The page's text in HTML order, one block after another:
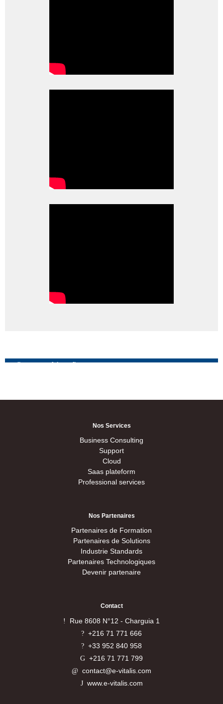
Ils nous ont fait confiance
Nos Services
Business Consulting
Support
Cloud
Saas plateform
Professional services
Nos Partenaires
Partenaires de Formation
Partenaires de Solutions
Industrie Standards
Partenaires Technologiques
Devenir partenaire
Contact
Rue 8608 N°12 - Charguia 1
+216 71 771 666
+33 952 840 958
+216 71 771 799
contact@e-vitalis.com
www.e-vitalis.com